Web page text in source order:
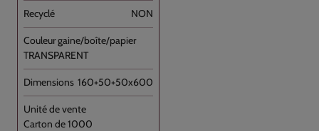
NON
TRANSPARENT
160+50+50x600
Carton de 1000